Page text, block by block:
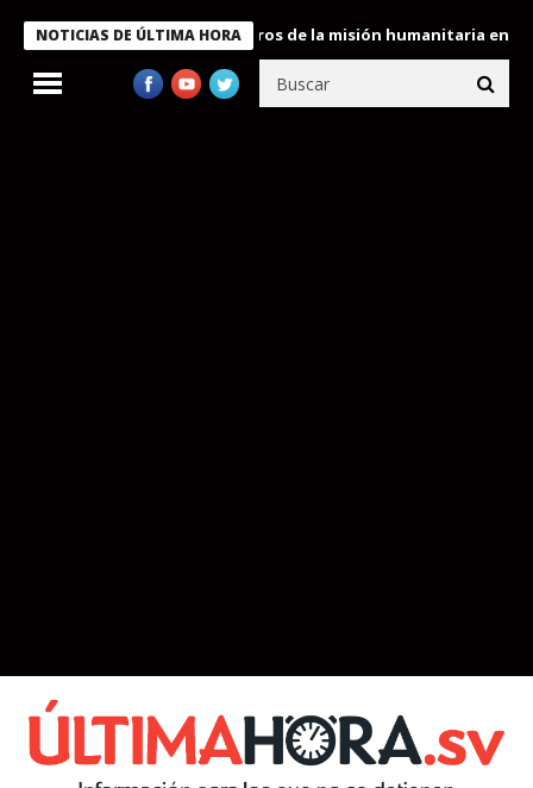
NOTICIAS DE ÚLTIMA HORA
condecora a miembros de la misión humanitaria enviada a